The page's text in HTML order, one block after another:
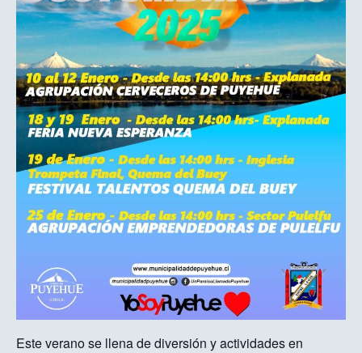
Este verano se llena de diversión y actividades en